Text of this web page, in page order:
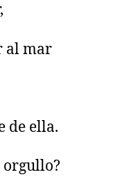
al mar
de ella.
orgullo?